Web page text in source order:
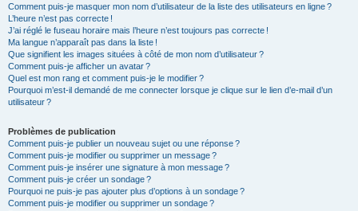
Comment puis-je masquer mon nom d’utilisateur de la liste des utilisateurs en ligne ?
L’heure n’est pas correcte !
J’ai réglé le fuseau horaire mais l’heure n’est toujours pas correcte !
Ma langue n’apparaît pas dans la liste !
Que signifient les images situées à côté de mon nom d’utilisateur ?
Comment puis-je afficher un avatar ?
Quel est mon rang et comment puis-je le modifier ?
Pourquoi m’est-il demandé de me connecter lorsque je clique sur le lien d’e-mail d’un
utilisateur ?
Problèmes de publication
Comment puis-je publier un nouveau sujet ou une réponse ?
Comment puis-je modifier ou supprimer un message ?
Comment puis-je insérer une signature à mon message ?
Comment puis-je créer un sondage ?
Pourquoi ne puis-je pas ajouter plus d’options à un sondage ?
Comment puis-je modifier ou supprimer un sondage ?